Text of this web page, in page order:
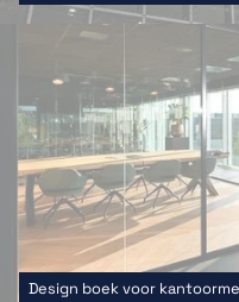
Design boek voor